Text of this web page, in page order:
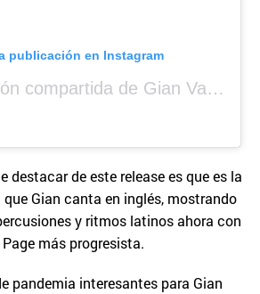
publicación en Instagram
Una publicación compartida de Gian Varela (@gianvarela)
destacar de este release es que es la
Gian canta en inglés, mostrando
y ritmos latinos ahora con
más progresista.
pandemia interesantes para Gian